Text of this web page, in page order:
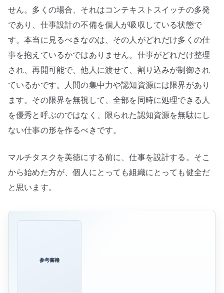
せん。多くの場合、それはコンテキストスイッチの多発
であり、仕事設計の不備を個人が吸収している状態で
す。本当に見るべきなのは、その人がどれだけ多くの仕
事を抱えているかではありません。仕事がどれだけ整理
され、再開可能で、他人に渡せて、割り込みが制御され
ているかです。人間の集中力や認知資源には限界があり
ます。その限界を無視して、全部を同時に処理できる人
を優秀と呼ぶのではなく、限られた認知資源を無駄にし
ない仕事の形を作るべきです。
マルチタスクを美徳にする前に、仕事を設計する。そこ
から始めた方が、個人にとっても組織にとっても健全だ
と思います。
参考書籍